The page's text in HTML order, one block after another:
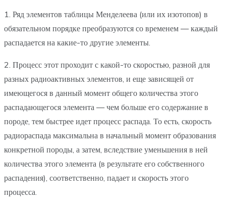
1. Ряд элементов таблицы Менделеева (или их изотопов) в
обязательном порядке преобразуются со временем — каждый
распадается на какие-то другие элементы.
2. Процесс этот проходит с какой-то скоростью, разной для
разных радиоактивных элементов, и еще зависящей от
имеющегося в данный момент общего количества этого
распадающегося элемента — чем больше его содержание в
породе, тем быстрее идет процесс распада. То есть, скорость
радиораспада максимальна в начальный момент образования
конкретной породы, а затем, вследствие уменьшения в ней
количества этого элемента (в результате его собственного
распадения), соответственно, падает и скорость этого
процесса.